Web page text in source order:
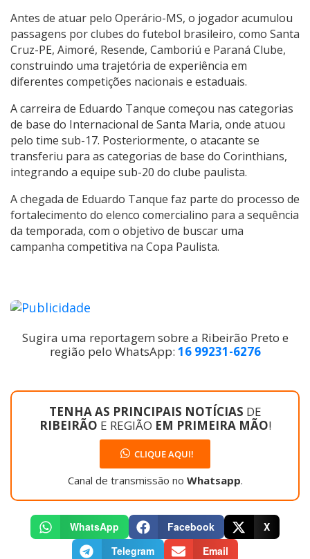
Antes de atuar pelo Operário-MS, o jogador acumulou
passagens por clubes do futebol brasileiro, como Santa
Cruz-PE, Aimoré, Resende, Camboriú e Paraná Clube,
construindo uma trajetória de experiência em
diferentes competições nacionais e estaduais.
A carreira de Eduardo Tanque começou nas categorias
de base do Internacional de Santa Maria, onde atuou
pelo time sub-17. Posteriormente, o atacante se
transferiu para as categorias de base do Corinthians,
integrando a equipe sub-20 do clube paulista.
A chegada de Eduardo Tanque faz parte do processo de
fortalecimento do elenco comercialino para a sequência
da temporada, com o objetivo de buscar uma
campanha competitiva na Copa Paulista.
Sugira uma reportagem sobre a Ribeirão Preto e
região pelo WhatsApp: 16 99231-6276
TENHA AS PRINCIPAIS NOTÍCIAS DE
RIBEIRÃO E REGIÃO EM PRIMEIRA MÃO!
CLIQUE AQUI!
Canal de transmissão no Whatsapp.
WhatsApp Facebook
X
Telegram
Email